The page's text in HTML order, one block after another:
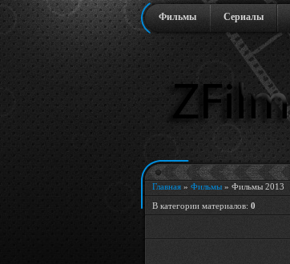
Фильмы Сериалы
Главная » Фильмы » Фильмы 2013
В категории материалов: 0